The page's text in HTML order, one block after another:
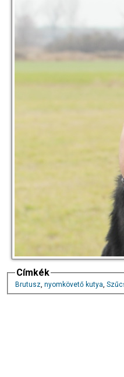
Címkék
Brutusz, nyomkövető kutya,